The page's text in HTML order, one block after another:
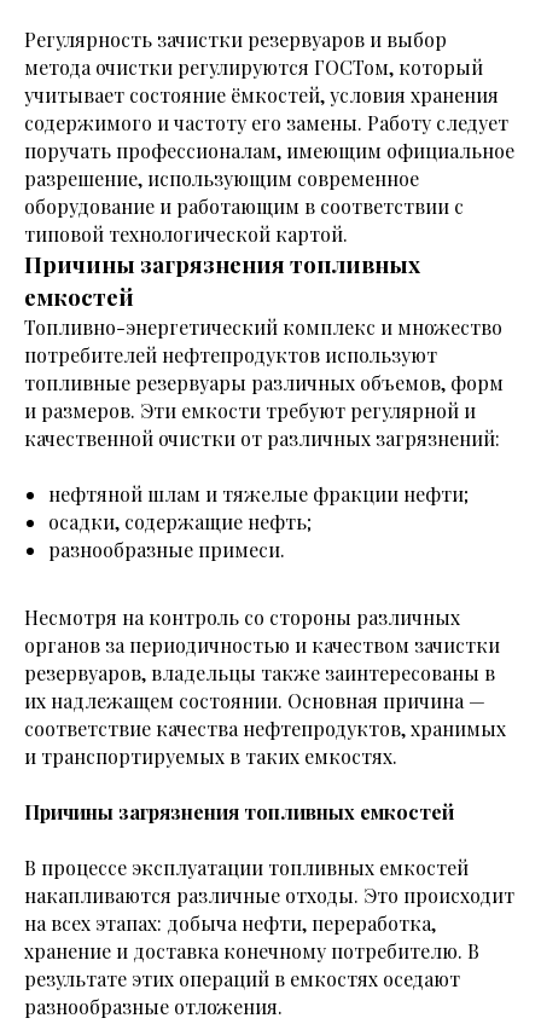
Регулярность зачистки резервуаров и выбор
метода очистки регулируются ГОСТом, который
учитывает состояние ёмкостей, условия хранения
содержимого и частоту его замены. Работу следует
поручать профессионалам, имеющим официальное
разрешение, использующим современное
оборудование и работающим в соответствии с
типовой технологической картой.
Причины загрязнения топливных
емкостей
Топливно-энергетический комплекс и множество
потребителей нефтепродуктов используют
топливные резервуары различных объемов, форм
и размеров. Эти емкости требуют регулярной и
качественной очистки от различных загрязнений:
нефтяной шлам и тяжелые фракции нефти;
осадки, содержащие нефть;
разнообразные примеси.
Несмотря на контроль со стороны различных
органов за периодичностью и качеством зачистки
резервуаров, владельцы также заинтересованы в
их надлежащем состоянии. Основная причина —
соответствие качества нефтепродуктов, хранимых
и транспортируемых в таких емкостях.
Причины загрязнения топливных емкостей
В процессе эксплуатации топливных емкостей
накапливаются различные отходы. Это происходит
на всех этапах: добыча нефти, переработка,
хранение и доставка конечному потребителю. В
результате этих операций в емкостях оседают
разнообразные отложения.